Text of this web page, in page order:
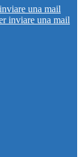
una mail
inviare una mail